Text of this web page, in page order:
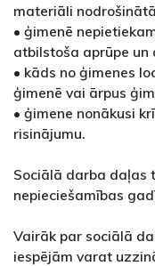
materiāli
• ģimenē
atbilstoša aprūpe un
• kāds no ģimenes
ģimenē vai ārpus
• ģimene nonākusi
risinājumu.
Sociālā darba daļas
nepieciešamības
Vairāk par sociālā
iespējām varat